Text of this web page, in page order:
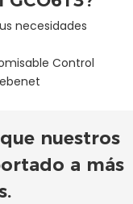
necesidades
de control
nuestros
a más